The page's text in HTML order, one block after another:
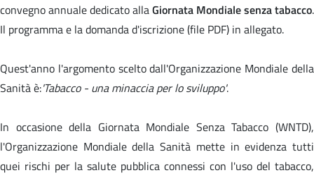
convegno annuale dedicato allaGiornata Mondiale senza tabacco.
Il programma e la domanda d'iscrizione (file PDF) in allegato.
Quest'anno l'argomento scelto dall'Organizzazione Mondiale della
Sanità è:'Tabacco - una minaccia per lo sviluppo'.
In occasione della Giornata Mondiale Senza Tabacco (WNTD),
l'Organizzazione Mondiale della Sanità mette in evidenza tutti
quei rischi per la salute pubblica connessi con l'uso del tabacco,